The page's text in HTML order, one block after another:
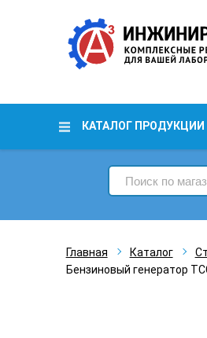
КАТАЛОГ ПРОДУКЦИИ
Главная Каталог
Бензиновый генератор